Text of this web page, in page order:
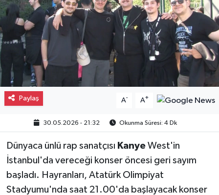
Paylaş A- A+
30.05.2026 - 21:32 Okunma Süresi: 4 Dk
Dünyaca ünlü rap sanatçısı KanyeWest'in
İstanbul'da vereceği konser öncesi geri sayım
başladı. Hayranları, Atatürk Olimpiyat
Stadyumu'nda saat 21.00'da başlayacak konser
Eğitim